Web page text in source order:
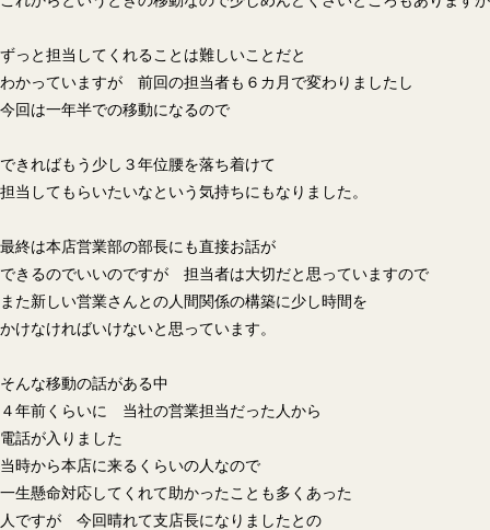
ずっと担当してくれることは難しいことだと
わかっていますが 前回の担当者も６カ月で変わりましたし
今回は一年半での移動になるので
できればもう少し３年位腰を落ち着けて
担当してもらいたいなという気持ちにもなりました。
最終は本店営業部の部長にも直接お話が
できるのでいいのですが 担当者は大切だと思っていますので
また新しい営業さんとの人間関係の構築に少し時間を
かけなければいけないと思っています。
そんな移動の話がある中
４年前くらいに 当社の営業担当だった人から
電話が入りました
当時から本店に来るくらいの人なので
一生懸命対応してくれて助かったことも多くあった
人ですが 今回晴れて支店長になりましたとの